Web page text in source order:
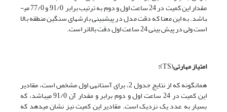
مقدار این کمیت در 24 ساعت اول و دوم به ترتیب برابر 91/0 و 77/0 می­
باشد. به این معنا که دقت مدل در پیش­بینی بارش­های سنگین منطقه بالا
است ولی در پیش بینی 24 ساعت اول دقت بالاتر است.
امتیاز مهارتی(TS)
:
همانگونه که از نتایج جدول 2، برای آستانه­ی اول مشخص است، مقادیر
این کمیت در 24 ساعت اول و دوم برابر و مقدار آن 91/0 می­باشد، که
بسیار به عدد یک نزدیک است. مقادیر این کمیت نیز نشان می­دهد که